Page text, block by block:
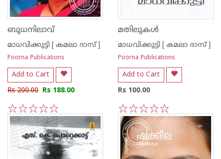
ബുധനിലാവ്
മാധവിക്കുട്ടി [ കമലാ ദാസ് ]
Poorna Publications
Add to Cart
Rs 200.00 Rs 188.00
5
4
3
2
1
മതിലുകള്‍
മാധവിക്കുട്ടി [ കമലാ ദാസ് ]
Poorna Publications
Add to Cart
Rs 100.00
5
4
3
2
1